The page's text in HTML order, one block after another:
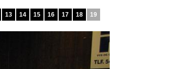
13 14 15 16 17 18 19